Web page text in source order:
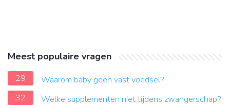
Meest populaire vragen
29
Waarom baby geen vast voedsel?
32
Welke supplementen niet tijdens zwangerschap?